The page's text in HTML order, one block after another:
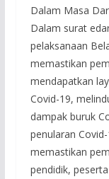
Dalam Masa
Dalam surat
pelaksanaan
memastikan
mendapatkan
Covid-19,
dampak buruk
penularan
memastikan
pendidik,